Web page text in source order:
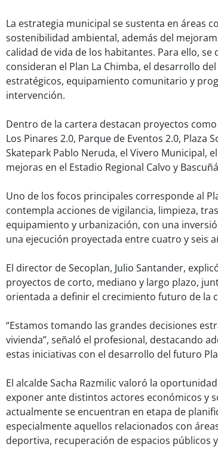
La estrategia municipal se sustenta en áreas
sostenibilidad ambiental, además del
calidad de vida de los habitantes. Para ello,
consideran el Plan La Chimba, el desarrollo
estratégicos, equipamiento comunitario y
intervención.
Dentro de la cartera destacan proyectos
Los Pinares 2.0, Parque de Eventos 2.0, Plaza
Skatepark Pablo Neruda, el Vivero Municipal,
mejoras en el Estadio Regional Calvo y
Uno de los focos principales corresponde al
contempla acciones de vigilancia, limpieza,
equipamiento y urbanización, con una
una ejecución proyectada entre cuatro y seis
El director de Secoplan, Julio Santander,
proyectos de corto, mediano y largo plazo,
orientada a definir el crecimiento futuro de la
“Estamos tomando las grandes decisiones
vivienda”, señaló el profesional, destacando
estas iniciativas con el desarrollo del futuro
El alcalde Sacha Razmilic valoró la
exponer ante distintos actores económicos y
actualmente se encuentran en etapa de
especialmente aquellos relacionados con
deportiva, recuperación de espacios públicos